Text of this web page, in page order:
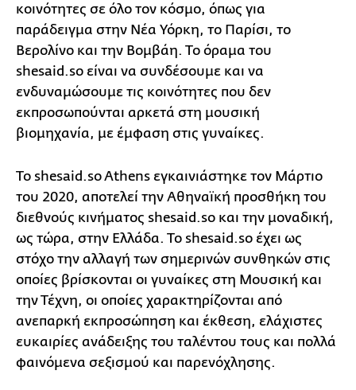
κοινότητες σε όλο τον κόσμο, όπως για
παράδειγμα στην Νέα Υόρκη, το Παρίσι, το
Βερολίνο και την Βομβάη. Το όραμα του
shesaid.so είναι να συνδέσουμε και να
ενδυναμώσουμε τις κοινότητες που δεν
εκπροσωπούνται αρκετά στη μουσική
βιομηχανία, με έμφαση στις γυναίκες.
To shesaid.so Athens εγκαινιάστηκε τον Μάρτιο
του 2020, αποτελεί την Αθηναϊκή προσθήκη του
διεθνούς κινήματος shesaid.so και την μοναδική,
ως τώρα, στην Ελλάδα. Το shesaid.so έχει ως
στόχο την αλλαγή των σημερινών συνθηκών στις
οποίες βρίσκονται οι γυναίκες στη Μουσική και
την Τέχνη, οι οποίες χαρακτηρίζονται από
ανεπαρκή εκπροσώπηση και έκθεση, ελάχιστες
ευκαιρίες ανάδειξης του ταλέντου τους και πολλά
φαινόμενα σεξισμού και παρενόχλησης.